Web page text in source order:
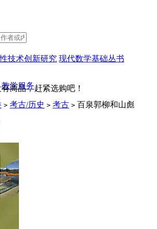
技术创新研究 现代数学基础丛书
商品，赶紧选购吧！
教学服务
> 考古/历史 > 考古 > 百泉郭柳和山彪